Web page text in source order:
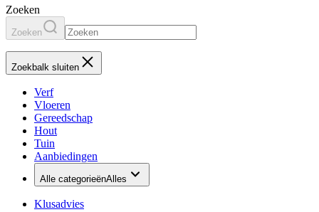
Zoeken
Zoeken
Zoekbalk sluiten
Verf
Vloeren
Gereedschap
Hout
Tuin
Aanbiedingen
Alle categorieënAlles
Klusadvies